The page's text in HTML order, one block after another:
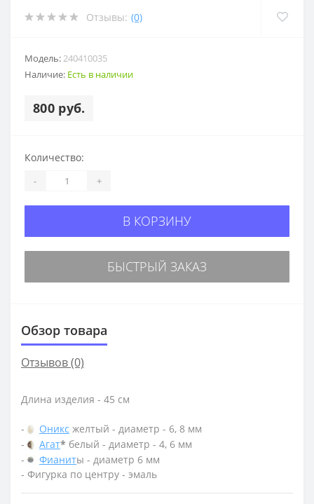
Отзывы: (0)
Модель:240410035
Наличие: Есть в наличии
800 руб.
Количество:
- +
В КОРЗИНУ
БЫСТРЫЙ ЗАКАЗ
Обзор товара
Отзывов (0)
Длина изделия - 45 см
- Оникс желтый - диаметр - 6, 8 мм
-
Агат* белый - диаметр - 4, 6 мм
-
Фианиты - диаметр 6 мм
- Фигурка по центру - эмаль